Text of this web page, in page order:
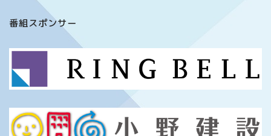
番組スポンサー
番組について
メッセージフォーム
イベント情報